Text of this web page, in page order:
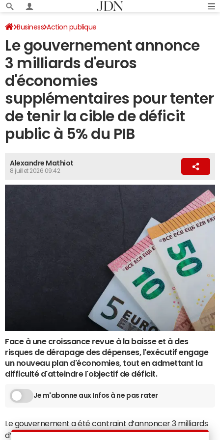
Business Action publique
Le gouvernement annonce
3 milliards d'euros
d'économies
supplémentaires pour tenter
de tenir la cible de déficit
public à 5% du PIB
Alexandre Mathiot
8 juillet 2026 09:42
Face à une croissance revue à la baisse et à des
risques de dérapage des dépenses, l'exécutif engage
un nouveau plan d'économies, tout en admettant la
difficulté d'atteindre l'objectif de déficit.
Je m'abonne aux Infos à ne pas rater
Le gouvernement a été contraint d’annoncer 3 milliards
d’euros d’économies supplémentaires sur le budget de